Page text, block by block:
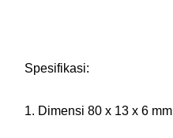
Spesifikasi:
1. Dimensi 80 x 13 x 6 mm